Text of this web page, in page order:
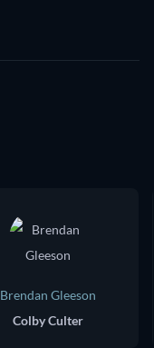
Brendan Gleeson
Colby Culter